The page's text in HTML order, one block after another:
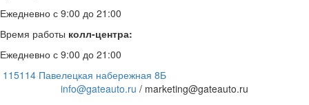
Ежедневно с 9:00 до 21:00
Время работы колл-центра:
Ежедневно с 9:00 до 21:00
115114 Павелецкая набережная 8Б
info@gateauto.ru / marketing@gateauto.ru